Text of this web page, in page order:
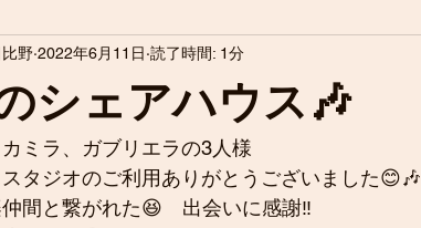
ポット
シェアハウス🎶
野 2022年6月11日 読了時間: 1分
ミラ、ガブリエラの3人様
タジオのご利用ありがとうございました😊🎶
間と繋がれた😆　出会いに感謝‼️